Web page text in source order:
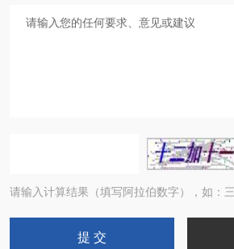
请输入计算结果（填写阿拉伯数字），如：